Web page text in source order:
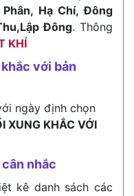
Hạ Chí, Đông
Đông. Thông
KHÍ
với bản
ngày định chọn
XUNG KHẮC VỚI
nhắc
kê danh sách các